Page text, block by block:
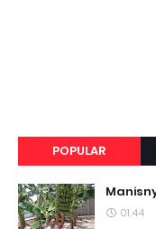
POPULAR
01.44